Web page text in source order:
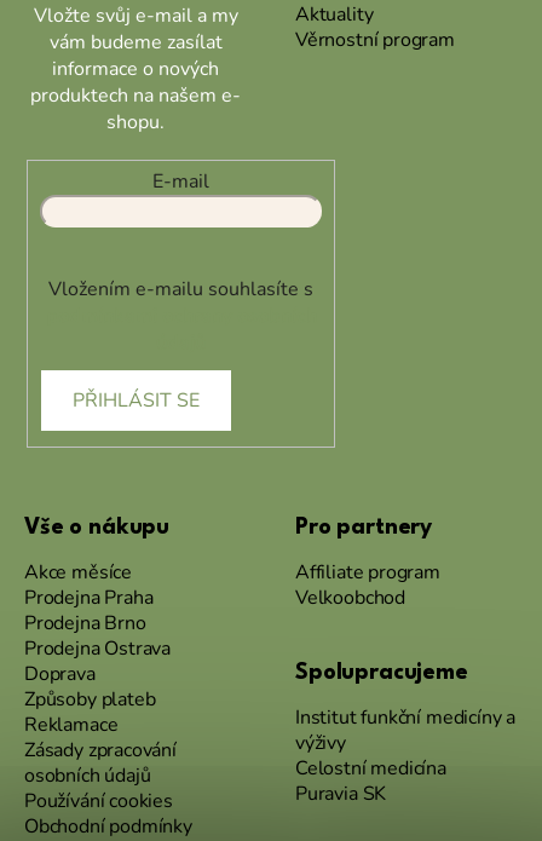
Vložte svůj e-mail a my
vám budeme zasílat
informace o nových
produktech na našem e-
shopu.
E-mail
Vložením e-mailu souhlasíte s
PŘIHLÁSIT SE
Aktuality
Věrnostní program
Vše o nákupu
Akce měsíce
Prodejna Praha
Prodejna Brno
Prodejna Ostrava
Doprava
Způsoby plateb
Reklamace
Zásady zpracování
osobních údajů
Používání cookies
Obchodní podmínky
Pro partnery
Affiliate program
Velkoobchod
Spolupracujeme
Institut funkční medicíny a
výživy
Celostní medicína
Puravia SK